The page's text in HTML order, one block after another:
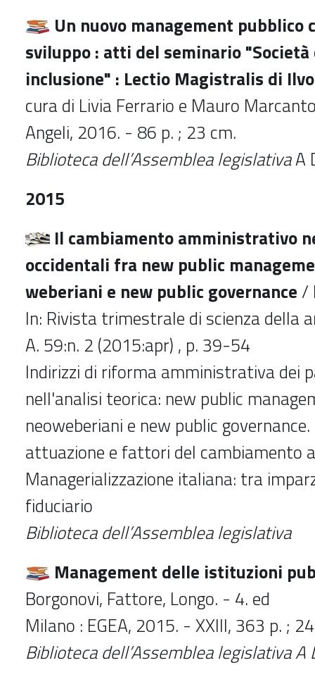
Un nuovo management pubblico
sviluppo : atti del seminario
inclusione" : Lectio Magistralis di
cura di Livia Ferrario e Mauro
Angeli, 2016. - 86 p. ; 23 cm.
Biblioteca dell’Assemblea legislativaA
2015
Il cambiamento amministrativo
occidentali fra new public
weberiani e new public governance /
In: Rivista trimestrale di scienza della
A. 59:n. 2 (2015:apr) , p. 39-54
Indirizzi di riforma amministrativa dei
nell'analisi teorica: new public
neoweberiani e new public
attuazione e fattori del cambiamento
Managerializzazione italiana: tra
fiduciario
Biblioteca dell’Assemblea legislativa
Management delle istituzioni
Borgonovi, Fattore, Longo. - 4. ed
Milano : EGEA, 2015. - XXIII, 363 p. ;
Biblioteca dell’Assemblea legislativa A